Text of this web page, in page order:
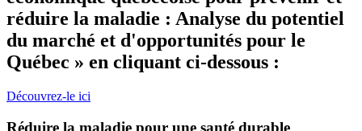
réduire la maladie : Analyse du potentiel
du marché et d'opportunités pour le
Québec » en cliquant ci-dessous :
Découvrez-le ici
Réduire la maladie pour une santé durable